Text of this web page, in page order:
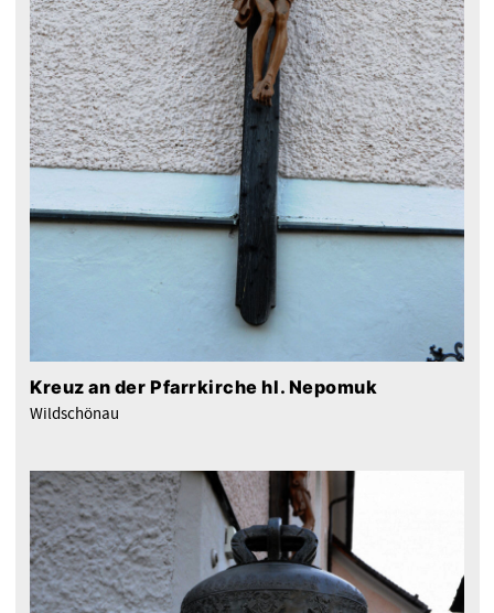
Kreuz an der Pfarrkirche hl. Nepomuk
Wildschönau